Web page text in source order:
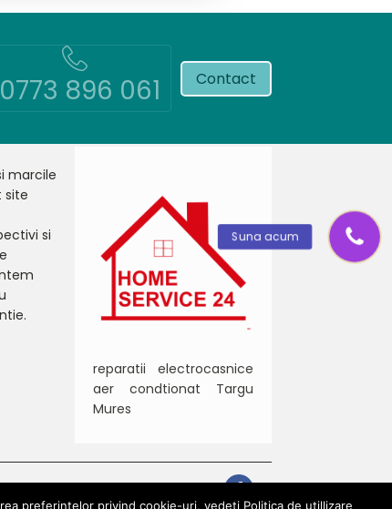
0773 896 061 Contact
marcile
site
si
reparatii electrocasnice
aer condtionat Targu
Mures
Suna acum
preferințelor privind cookie-uri, vedeți Politica de utillizare